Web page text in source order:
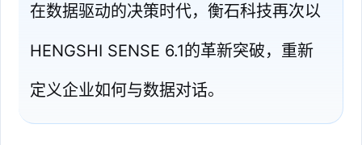
在数据驱动的决策时代，衡石科技再次以
HENGSHI SENSE 6.1的革新突破，重新
定义企业如何与数据对话。